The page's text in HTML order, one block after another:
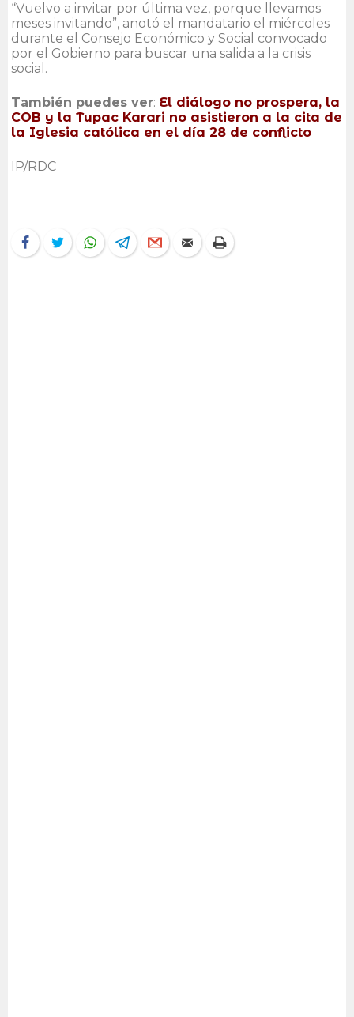
“Vuelvo a invitar por última vez, porque llevamos
meses invitando”, anotó el mandatario el miércoles
durante el Consejo Económico y Social convocado
por el Gobierno para buscar una salida a la crisis
social.
También puedes ver: El diálogo no prospera, la
COB y la Tupac Karari no asistieron a la cita de
la Iglesia católica en el día 28 de conflicto
IP/RDC